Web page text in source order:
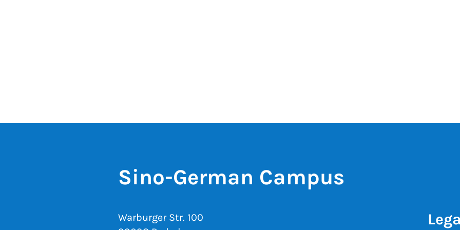
Sino-German Campus
Warburger Str. 100